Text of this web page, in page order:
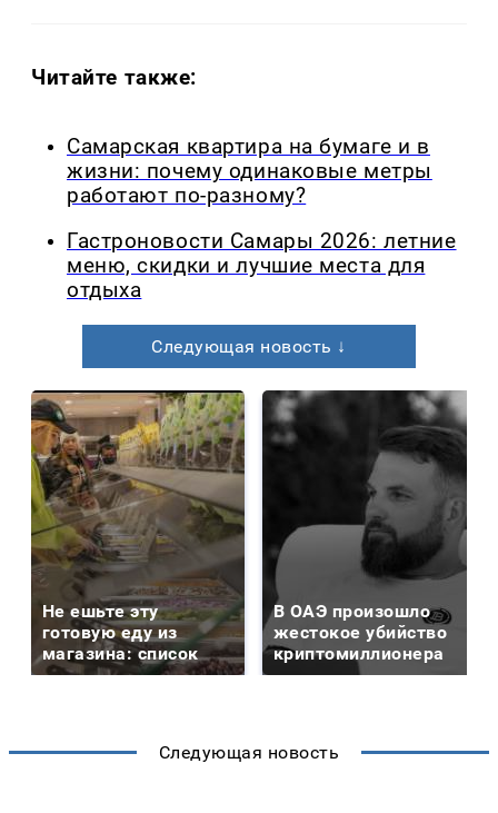
Читайте также:
Самарская квартира на бумаге и в
жизни: почему одинаковые метры
работают по-разному?
Гастроновости Самары 2026: летние
меню, скидки и лучшие места для
отдыха
Следующая новость ↓
Не ешьте эту
готовую еду из
магазина: список
В ОАЭ произошло
жестокое убийство
криптомиллионера
Следующая новость